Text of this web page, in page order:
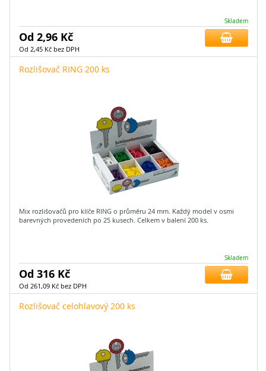
Skladem
Od 2,96 Kč
Od 2,45 Kč bez DPH
Rozlišovač RING 200 ks
Mix rozlišovačů pro klíče RING o průměru 24 mm. Každý model v osmi
barevných provedeních po 25 kusech. Celkem v balení 200 ks.
Skladem
Od 316 Kč
Od 261,09 Kč bez DPH
Rozlišovač celohlavový 200 ks